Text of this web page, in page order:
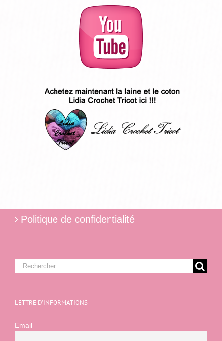
Politique de confidentialité
Rechercher:
LETTRE D’INFORMATIONS
Email